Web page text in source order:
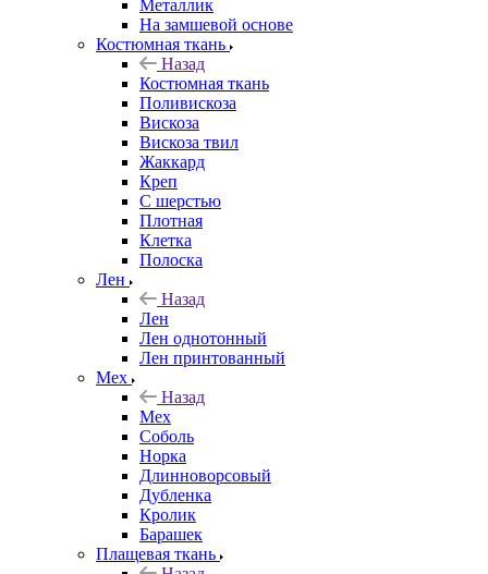
Металлик
На замшевой основе
Костюмная ткань
Назад
Костюмная ткань
Поливискоза
Вискоза
Вискоза твил
Жаккард
Креп
С шерстью
Плотная
Клетка
Полоска
Лен
Назад
Лен
Лен однотонный
Лен принтованный
Мех
Назад
Мех
Соболь
Норка
Длинноворсовый
Дубленка
Кролик
Барашек
Плащевая ткань